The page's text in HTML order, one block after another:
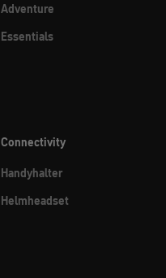
Adventure
Essentials
Connectivity
Handyhalter
Helmheadset